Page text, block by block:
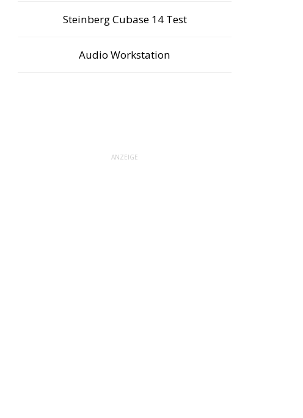
Steinberg Cubase 14 Test
Audio Workstation
ANZEIGE